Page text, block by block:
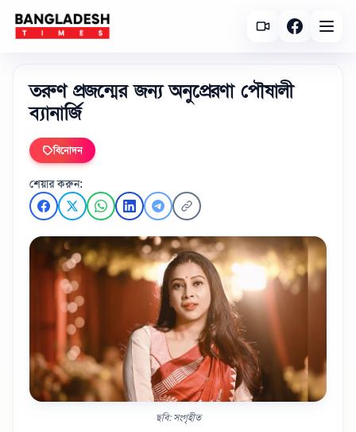
তরুণ প্রজন্মের জন্য অনুপ্রেরণা পৌষালী
ব্যানার্জি
বিনোদন
শেয়ার করুন:
ছবি: সংগৃহীত